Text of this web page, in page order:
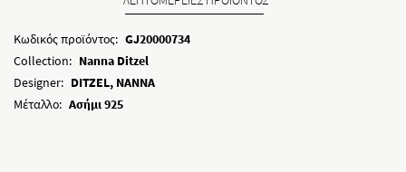
Κωδικός προϊόντος: GJ20000734
Collection: Nanna Ditzel
Designer: DITZEL, NANNA
Μέταλλο: Ασήμι 925